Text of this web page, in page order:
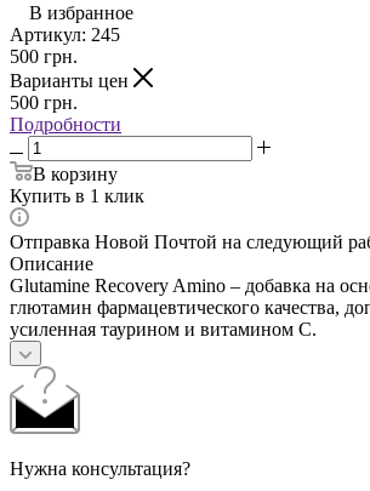
В избранное
Артикул: 245
500 грн.
Варианты цен
500 грн.
Подробности
В корзину
Купить в 1 клик
Отправка Новой Почтой на следующий
Описание
Glutamine Recovery Amino – добавка на
глютамин фармацевтического качества,
усиленная таурином и витамином С.
Нужна консультация?